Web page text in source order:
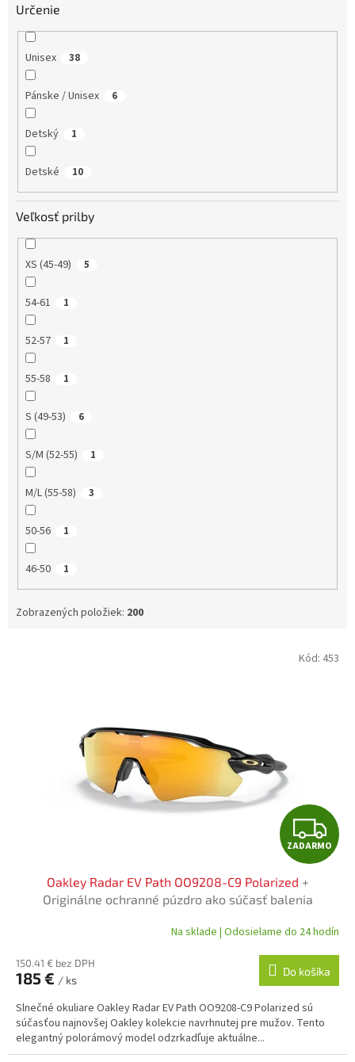
Určenie
Unisex 38
Pánske / Unisex 6
Detský 1
Detské 10
Veľkosť prilby
XS (45-49) 5
54-61 1
52-57 1
55-58 1
S (49-53) 6
S/M (52-55) 1
M/L (55-58) 3
50-56 1
46-50 1
Zobrazených položiek: 200
Z
A
A
R
M
ZADARMO
Oakley Radar EV Path OO9208-C9 Polarized +
Originálne ochranné púzdro ako súčasť balenia
Na sklade | Odosielame do 24 hodín
150.41 € bez DPH
185 € / ks
Do košíka
Slnečné okuliare Oakley Radar EV Path OO9208-C9 Polarized sú
súčasťou najnovšej Oakley kolekcie navrhnutej pre mužov. Tento
elegantný polorámový model odzrkadľuje aktuálne...
Kód: 453